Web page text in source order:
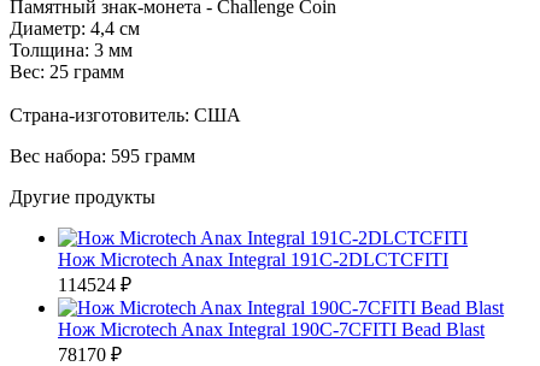
Памятный знак-монета - Challenge Coin
Диаметр: 4,4 см
Толщина: 3 мм
Вес: 25 грамм
Страна-изготовитель: США
Вес набора: 595 грамм
Другие продукты
Нож Microtech Anax Integral 191C-2DLCTCFITI
114524 ₽
Нож Microtech Anax Integral 190C-7CFITI Bead Blast
78170 ₽